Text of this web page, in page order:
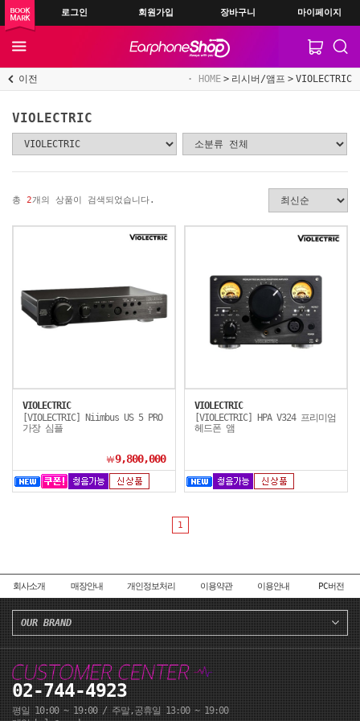
로그인 회원가입 장바구니 마이페이지
이전 HOME 리시버/앰프 VIOLECTRIC
VIOLECTRIC
총 2개의 상품이 검색되었습니다.
VIOLECTRIC
[VIOLECTRIC] Niimbus US 5 PRO
가장 심플
￦9,800,000
VIOLECTRIC
[VIOLECTRIC] HPA V324 프리미엄
헤드폰 앰
1
회사소개 매장안내 개인정보처리 이용약관 이용안내 PC버전
OUR BRAND
02-744-4923
평일 10:00 ~ 19:00 / 주말,공휴일 13:00 ~ 19:00